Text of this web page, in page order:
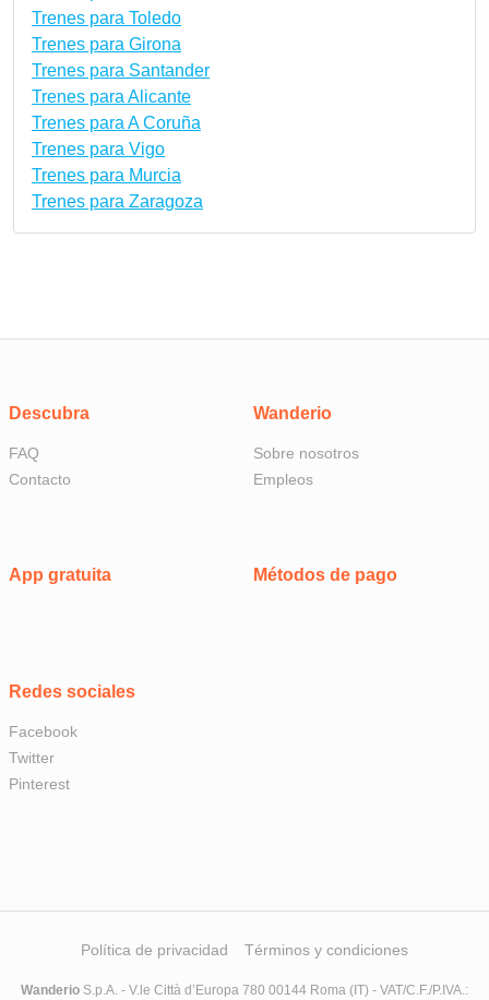
Trenes para Toledo
Trenes para Girona
Trenes para Santander
Trenes para Alicante
Trenes para A Coruña
Trenes para Vigo
Trenes para Murcia
Trenes para Zaragoza
Descubra
FAQ
Contacto
Wanderio
Sobre nosotros
Empleos
App gratuita
Redes sociales
Facebook
Twitter
Pinterest
Métodos de pago
Política de privacidad Términos y condiciones
Wanderio S.p.A. - V.le Città d’Europa 780 00144 Roma (IT) - VAT/C.F./P.IVA.: